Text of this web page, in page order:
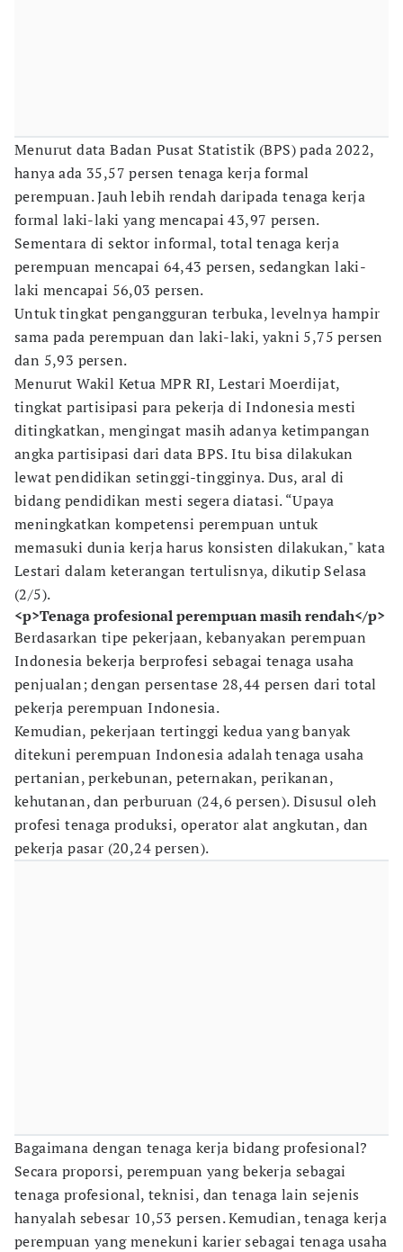
Menurut data Badan Pusat Statistik (BPS) pada 2022,
hanya ada 35,57 persen tenaga kerja formal
perempuan. Jauh lebih rendah daripada tenaga kerja
formal laki-laki yang mencapai 43,97 persen.
Sementara di sektor informal, total tenaga kerja
perempuan mencapai 64,43 persen, sedangkan laki-
laki mencapai 56,03 persen.
Untuk tingkat pengangguran terbuka, levelnya hampir
sama pada perempuan dan laki-laki, yakni 5,75 persen
dan 5,93 persen.
Menurut Wakil Ketua MPR RI, Lestari Moerdijat,
tingkat partisipasi para pekerja di Indonesia mesti
ditingkatkan, mengingat masih adanya ketimpangan
angka partisipasi dari data BPS. Itu bisa dilakukan
lewat pendidikan setinggi-tingginya. Dus, aral di
bidang pendidikan mesti segera diatasi. “Upaya
meningkatkan kompetensi perempuan untuk
memasuki dunia kerja harus konsisten dilakukan," kata
Lestari dalam keterangan tertulisnya, dikutip Selasa
(2/5).
<p>Tenaga profesional perempuan masih rendah</p>
Berdasarkan tipe pekerjaan, kebanyakan perempuan
Indonesia bekerja berprofesi sebagai tenaga usaha
penjualan; dengan persentase 28,44 persen dari total
pekerja perempuan Indonesia.
Kemudian, pekerjaan tertinggi kedua yang banyak
ditekuni perempuan Indonesia adalah tenaga usaha
pertanian, perkebunan, peternakan, perikanan,
kehutanan, dan perburuan (24,6 persen). Disusul oleh
profesi tenaga produksi, operator alat angkutan, dan
pekerja pasar (20,24 persen).
Bagaimana dengan tenaga kerja bidang profesional?
Secara proporsi, perempuan yang bekerja sebagai
tenaga profesional, teknisi, dan tenaga lain sejenis
hanyalah sebesar 10,53 persen. Kemudian, tenaga kerja
perempuan yang menekuni karier sebagai tenaga usaha